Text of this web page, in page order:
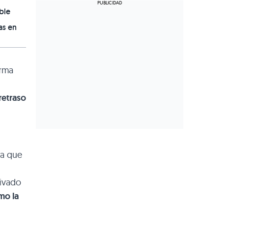
en
que
la